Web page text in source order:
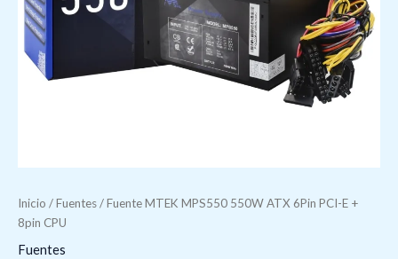
Inicio /Fuentes/ Fuente MTEK MPS550 550W ATX 6Pin PCI-E +
8pin CPU
Fuentes